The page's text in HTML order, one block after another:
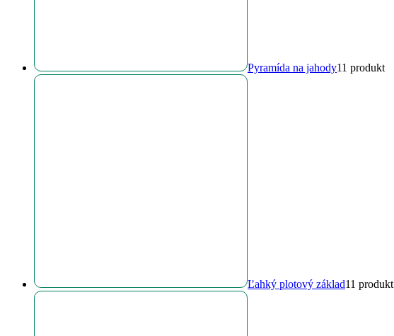
Pyramída na jahody11 produkt
Ľahký plotový základ11 produkt